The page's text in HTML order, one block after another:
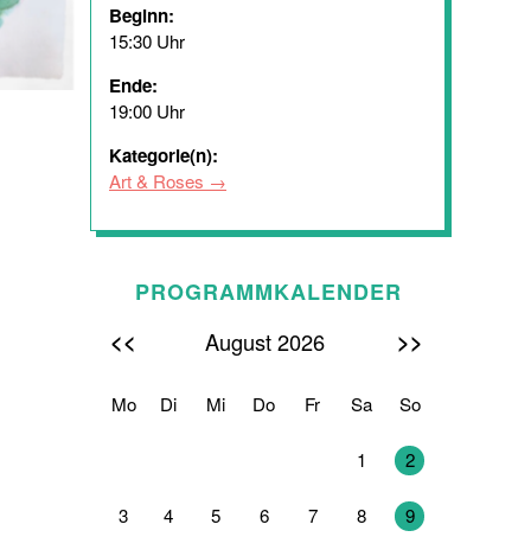
Beginn:
15:30 Uhr
Ende:
19:00 Uhr
Kategorie(n):
Art & Roses
PROGRAMMKALENDER
<< August 2026 >>
Mo Di Mi Do Fr Sa So
1 2
3 4 5 6 7 8 9